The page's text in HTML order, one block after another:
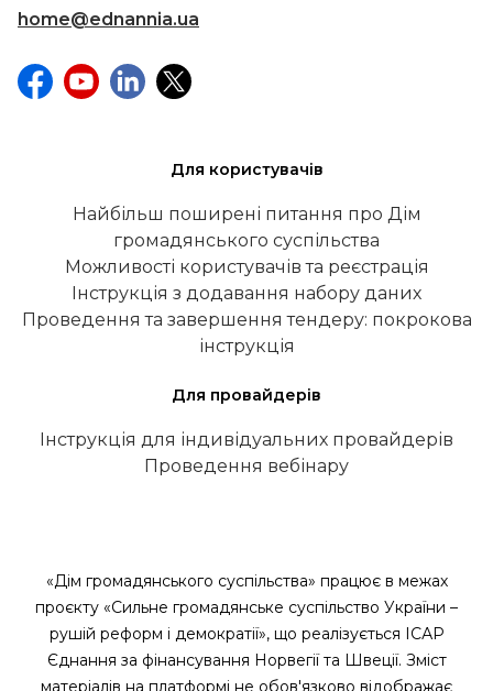
home@ednannia.ua
Для користувачів
Найбільш поширені питання про Дім
громадянського суспільства
Можливості користувачів та реєстрація
Інструкція з додавання набору даних
Проведення та завершення тендеру: покрокова
інструкція
Для провайдерів
Інструкція для індивідуальних провайдерів
Проведення вебінару
«Дім громадянського суспільства» працює в межах
проєкту «Сильне громадянське суспільство України –
рушій реформ і демократії», що реалізується ІСАР
Єднання за фінансування Норвегії та Швеції. Зміст
матеріалів на платформі не обов'язково відображає